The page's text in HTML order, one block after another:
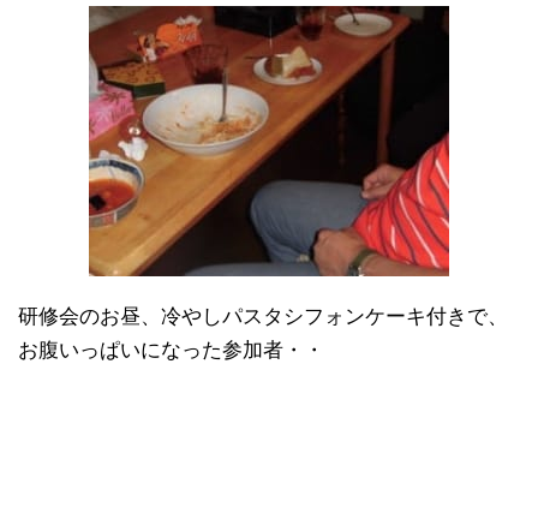
研修会のお昼、冷やしパスタシフォンケーキ付きで、
お腹いっぱいになった参加者・・